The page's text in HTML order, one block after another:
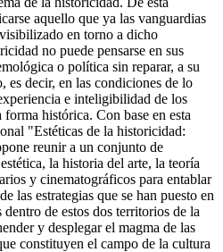
aquello que ya las vanguardias
en torno a dicho
no puede pensarse en sus
o política sin reparar, a su
es decir, en las condiciones de lo
e inteligibilidad de los
histórica. Con base en esta
"Estéticas de la historicidad:
reunir a un conjunto de
la historia del arte, la teoría
y cinematográficos para entablar
las estrategias que se han puesto en
de estos dos territorios de la
y desplegar el magma de las
constituyen el campo de la cultura